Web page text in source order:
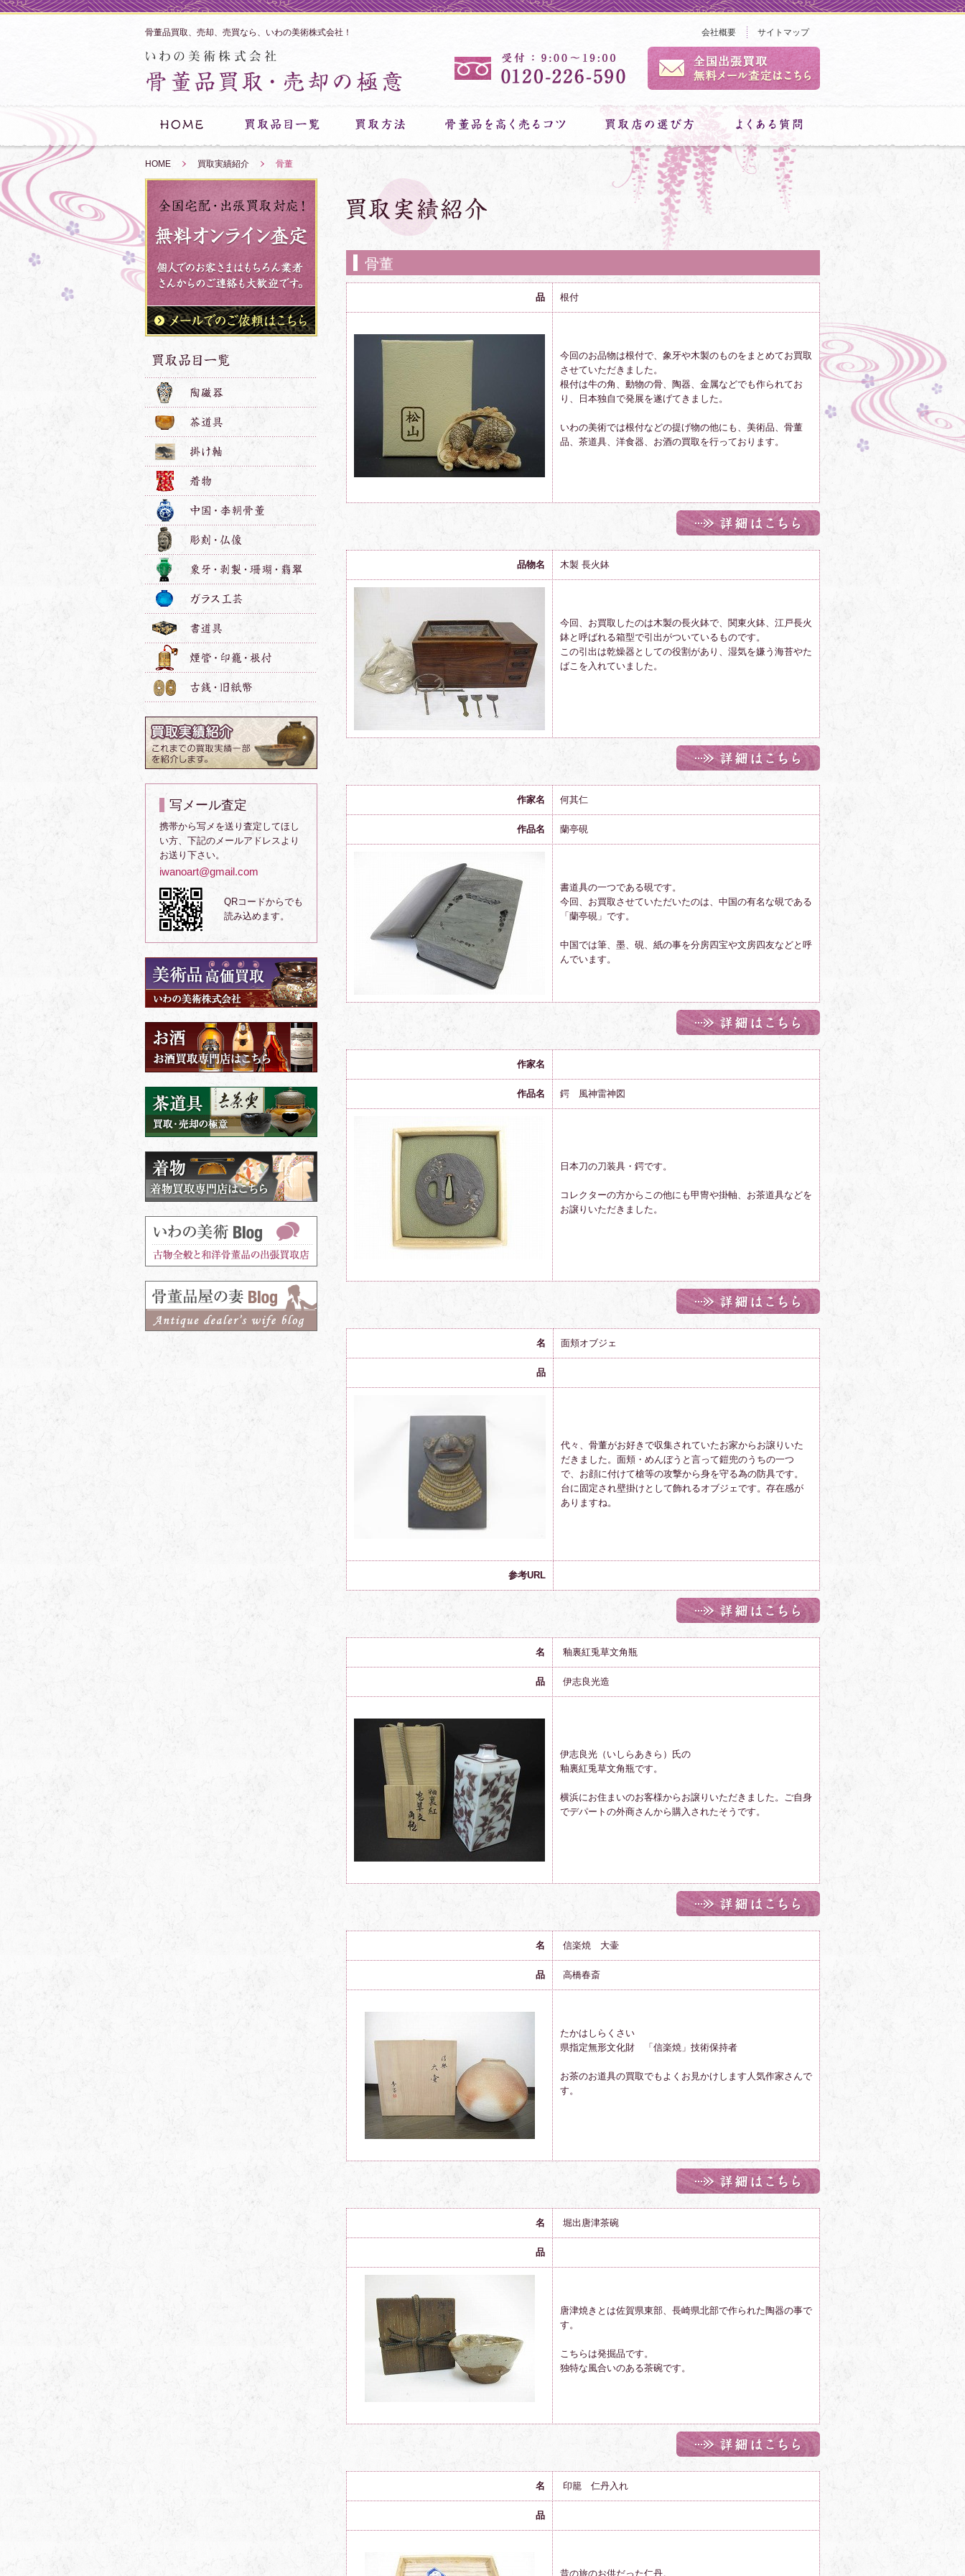
骨董品買取、売却、売買なら、いわの美術株式会社！ 会社概要 サイトマップ
HOME 買取実績紹介 骨董
骨董
品 根付
今回のお品物は根付で、象牙や木製のものをまとめてお買取
させていただきました。
根付は牛の角、動物の骨、陶器、金属などでも作られてお
り、日本独自で発展を遂げてきました。
いわの美術では根付などの提げ物の他にも、美術品、骨董
品、茶道具、洋食器、お酒の買取を行っております。
品物名 木製 長火鉢
今回、お買取したのは木製の長火鉢で、関東火鉢、江戸長火
鉢と呼ばれる箱型で引出がついているものです。
この引出は乾燥器としての役割があり、湿気を嫌う海苔やた
ばこを入れていました。
作家名 何其仁
作品名 蘭亭硯
書道具の一つである硯です。
今回、お買取させていただいたのは、中国の有名な硯である
「蘭亭硯」です。
中国では筆、墨、硯、紙の事を分房四宝や文房四友などと呼
んでいます。
作家名
作品名 鍔 風神雷神図
日本刀の刀装具・鍔です。
コレクターの方からこの他にも甲冑や掛軸、お茶道具などを
お譲りいただきました。
名 面頬オブジェ
品
代々、骨董がお好きで収集されていたお家からお譲りいた
だきました。面頬・めんぼうと言って鎧兜のうちの一つ
で、お顔に付けて槍等の攻撃から身を守る為の防具です。
台に固定され壁掛けとして飾れるオブジェです。存在感が
ありますね。
参考URL
名 釉裏紅兎草文角瓶
品 伊志良光造
伊志良光（いしらあきら） 氏の
釉裏紅兎草文角瓶です。
横浜にお住まいのお客様からお譲りいただきました。ご自身
でデパートの外商さんから購入されたそうです。
名 信楽焼 大壷
品 高橋春斎
たかはしらくさい
県指定無形文化財 「信楽焼」技術保持者
お茶のお道具の買取でもよくお見かけします人気作家さんで
す。
名 堀出唐津茶碗
品
唐津焼きとは佐賀県東部、長崎県北部で作られた陶器の事で
す。
こちらは発掘品です。
独特な風合いのある茶碗です。
名 印籠 仁丹入れ
品
昔の旅のお供だった仁丹。
写メール査定
携帯から写メを送り査定してほし
い方、下記のメールアドレスより
お送り下さい。
iwanoart@gmail.com
QRコードからでも
読み込めます。